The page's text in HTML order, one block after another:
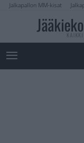
Jalkapallon MM-kisat